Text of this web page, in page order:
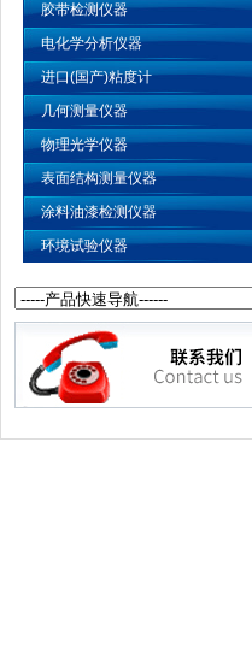
胶带检测仪器
电化学分析仪器
进口(国产)粘度计
几何测量仪器
物理光学仪器
表面结构测量仪器
涂料油漆检测仪器
环境试验仪器